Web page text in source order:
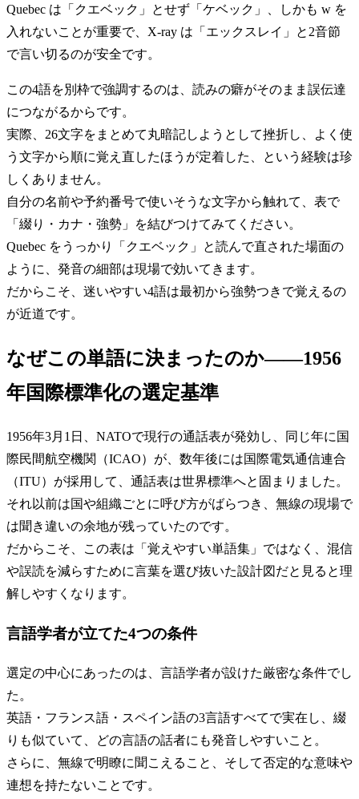
Quebec は「クエベック」とせず「ケベック」、しかも w を
入れないことが重要で、X-ray は「エックスレイ」と2音節
で言い切るのが安全です。
この4語を別枠で強調するのは、読みの癖がそのまま誤伝達
につながるからです。
実際、26文字をまとめて丸暗記しようとして挫折し、よく使
う文字から順に覚え直したほうが定着した、という経験は珍
しくありません。
自分の名前や予約番号で使いそうな文字から触れて、表で
「綴り・カナ・強勢」を結びつけてみてください。
Quebec をうっかり「クエベック」と読んで直された場面の
ように、発音の細部は現場で効いてきます。
だからこそ、迷いやすい4語は最初から強勢つきで覚えるの
が近道です。
なぜこの単語に決まったのか――1956
年国際標準化の選定基準
1956年3月1日、NATOで現行の通話表が発効し、同じ年に国
際民間航空機関（ICAO）が、数年後には国際電気通信連合
（ITU）が採用して、通話表は世界標準へと固まりました。
それ以前は国や組織ごとに呼び方がばらつき、無線の現場で
は聞き違いの余地が残っていたのです。
だからこそ、この表は「覚えやすい単語集」ではなく、混信
や誤読を減らすために言葉を選び抜いた設計図だと見ると理
解しやすくなります。
言語学者が立てた4つの条件
選定の中心にあったのは、言語学者が設けた厳密な条件でし
た。
英語・フランス語・スペイン語の3言語すべてで実在し、綴
りも似ていて、どの言語の話者にも発音しやすいこと。
さらに、無線で明瞭に聞こえること、そして否定的な意味や
連想を持たないことです。